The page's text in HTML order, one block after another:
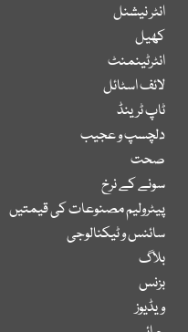
انٹر نیشنل
کھیل
انٹرٹینمنٹ
لائف اسٹائل
ٹاپ ٹرینڈ
دلچسپ و عجیب
صحت
سونے کے نرخ
پیٹرولیم مصنوعات کی قیمتیں
سائنس و ٹیکنالوجی
بلاگ
بزنس
ویڈیوز